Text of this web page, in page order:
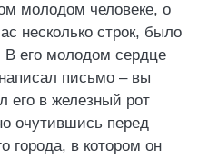
молодом человеке, о
несколько строк, было
В его молодом сердце
письмо – вы
его в железный рот
очутившись перед
города, в котором он